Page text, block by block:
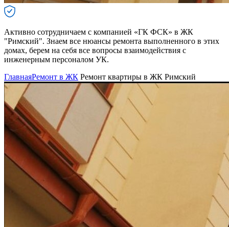
Активно сотрудничаем с компанией «ГК ФСК» в ЖК
"Римский". Знаем все нюансы ремонта выполненного в этих
домах, берем на себя все вопросы взаимодействия с
инженерным персоналом УК.
ГлавнаяРемонт в ЖК Ремонт квартиры в ЖК Римский